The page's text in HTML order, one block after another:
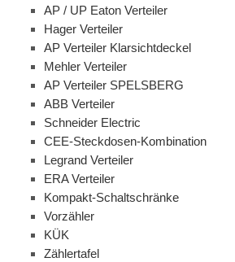
AP / UP Eaton Verteiler
Hager Verteiler
AP Verteiler Klarsichtdeckel
Mehler Verteiler
AP Verteiler SPELSBERG
ABB Verteiler
Schneider Electric
CEE-Steckdosen-Kombination
Legrand Verteiler
ERA Verteiler
Kompakt-Schaltschränke
Vorzähler
KÜK
Zählertafel